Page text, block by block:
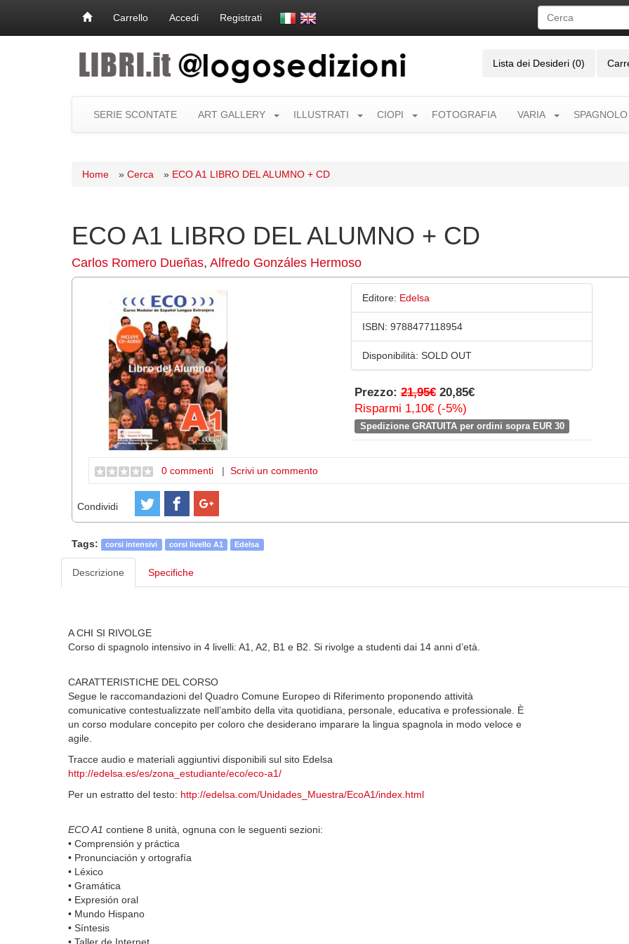
Carrello Accedi Registrati
Lista dei Desideri (0)
SERIE SCONTATE ART GALLERY ILLUSTRATI CIOPI FOTOGRAFIA VARIA SPAGNOLO
Home » Cerca » ECO A1 LIBRO DEL ALUMNO + CD
ECO A1 LIBRO DEL ALUMNO + CD
Carlos Romero Dueñas, Alfredo Gonzáles Hermoso
Editore: Edelsa
ISBN: 9788477118954
Disponibilità: SOLD OUT
Prezzo: 21,95€ 20,85€
Risparmi 1,10€ (-5%)
Spedizione GRATUITA per ordini sopra EUR 30
0 commenti | Scrivi un commento
Condividi
Tags: corsi intensivi corsi livello A1 Edelsa
Descrizione Specifiche
A CHI SI RIVOLGE
Corso di spagnolo intensivo in 4 livelli: A1, A2, B1 e B2. Si rivolge a studenti dai 14 anni d’età.
CARATTERISTICHE DEL CORSO
Segue le raccomandazioni del Quadro Comune Europeo di Riferimento proponendo attività
comunicative contestualizzate nell’ambito della vita quotidiana, personale, educativa e professionale. È
un corso modulare concepito per coloro che desiderano imparare la lingua spagnola in modo veloce e
agile.
Tracce audio e materiali aggiuntivi disponibili sul sito Edelsa
http://edelsa.es/es/zona_estudiante/eco/eco-a1/
Per un estratto del testo: http://edelsa.com/Unidades_Muestra/EcoA1/index.html
ECO A1 contiene 8 unità, ognuna con le seguenti sezioni:
• Comprensión y práctica
• Pronunciación y ortografía
• Léxico
• Gramática
• Expresión oral
• Mundo Hispano
• Síntesis